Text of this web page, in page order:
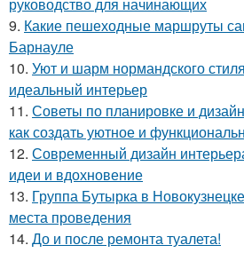
9. Какие пешеходные маршруты
Барнауле
10. Уют и шарм нормандского
идеальный интерьер
11. Советы по планировке и
как создать уютное и
12. Современный дизайн
идеи и вдохновение
13. Группа Бутырка в
места проведения
14. До и после ремонта туалета!